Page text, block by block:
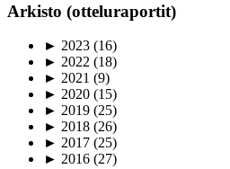
Arkisto (otteluraportit)
► 2023 (16)
► 2022 (18)
► 2021 (9)
► 2020 (15)
► 2019 (25)
► 2018 (26)
► 2017 (25)
► 2016 (27)